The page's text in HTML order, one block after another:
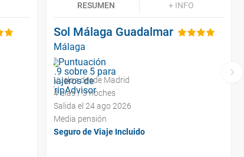
RESUMEN + INFO
Sol Málaga Guadalmar
Málaga
Vuelos desde Madrid
4 días / 3 noches
Salida el 24 ago 2026
Media pensión
Seguro de Viaje Incluido